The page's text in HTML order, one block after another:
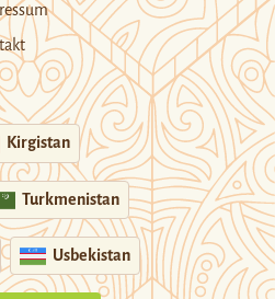
Kirgistan
Turkmenistan
Usbekistan